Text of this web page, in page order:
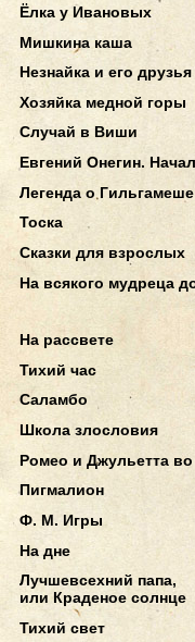
Ёлка у Ивановых
Мишкина каша
Незнайка и его друзья
Хозяйка медной горы
Случай в Виши
Евгений Онегин.
Легенда о Гильгамеше
Тоска
Сказки для взрослых
На всякого мудреца
На рассвете
Тихий час
Саламбо
Школа злословия
Ромео и Джульетта во
Пигмалион
Ф. М. Игры
На дне
Лучшевсехний папа,
или Краденое солнце
Тихий свет